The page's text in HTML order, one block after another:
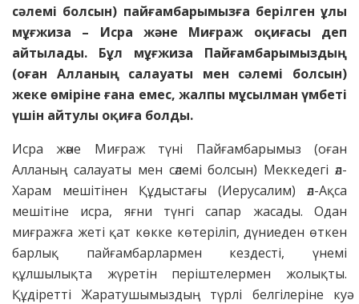
сәлемі болсын) пайғамбарымызға берілген ұлы
мұғжиза – Исра және Миғраж оқиғасы деп
айтылады. Бұл мұғжиза Пайғамбарымыздың
(оған Алланың салауаты мен сәлемі болсын)
жеке өміріне ғана емес, жалпы мұсылман үмбеті
үшін айтулы оқиға болды.
Исра және Миғраж түні Пайғамбарымыз (оған
Алланың салауаты мен сәлемі болсын) Меккедегі әл-
Харам мешітінен Құдыстағы (Иерусалим) әл-Ақса
мешітіне исра, яғни түнгі сапар жасады. Одан
миғражға жеті қат көкке көтеріліп, дүниеден өткен
барлық пайғамбарлармен кездесті, үнемі
құлшылықта жүретін періштелермен жолықты.
Құдіретті Жаратушымыздың түрлі белгілеріне куә